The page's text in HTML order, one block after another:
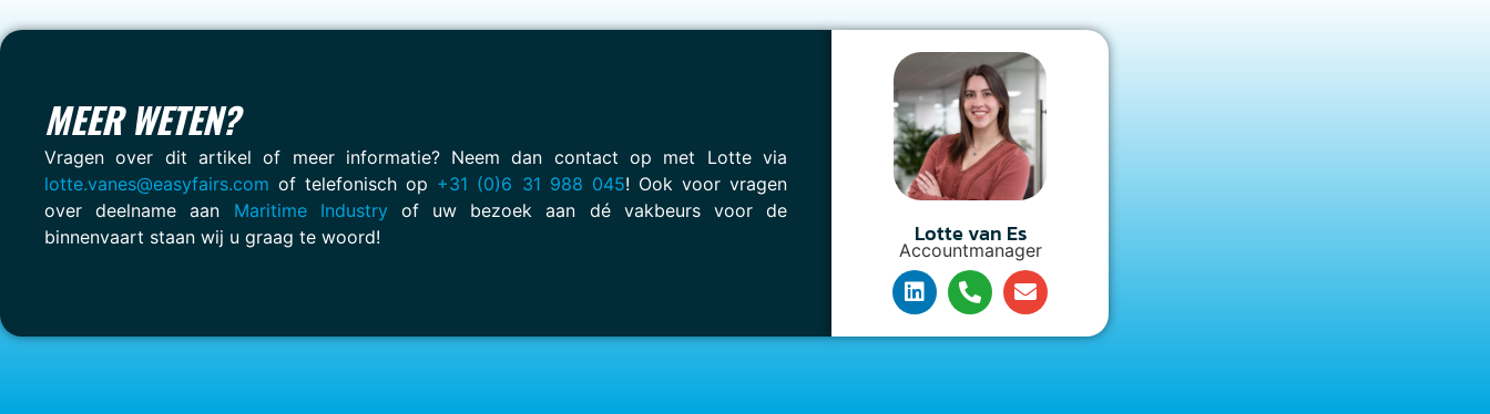
MEER WETEN?
Vragen over dit artikel of meer informatie? Neem dan contact op met Lotte via
lotte.vanes@easyfairs.com of telefonisch op +31 (0)6 31 988 045! Ook voor vragen
over deelname aan Maritime Industryof uw bezoek aan dé vakbeurs voor de
binnenvaart staan wij u graag te woord!
Lotte van Es
Accountmanager